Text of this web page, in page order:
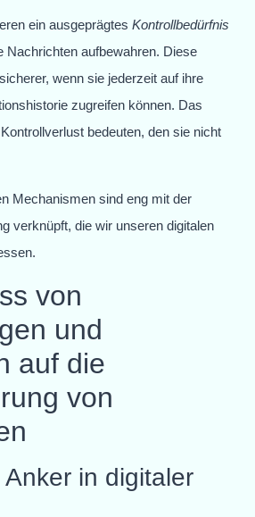
ein ausgeprägtes Kontrollbedürfnis
Nachrichten aufbewahren. Diese
wenn sie jederzeit auf ihre
zugreifen können. Das
bedeuten, den sie nicht
Mechanismen sind eng mit der
verknüpft, die wir unseren digitalen
von
und
auf die
von
in digitaler